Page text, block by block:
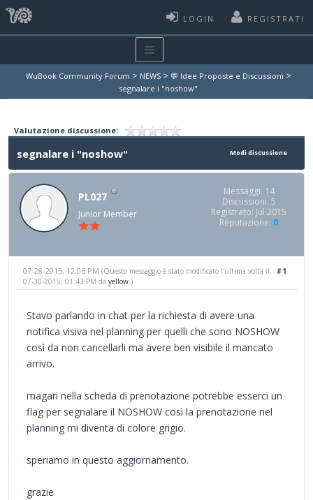
LOGIN REGISTRATI
WuBook Community Forum > NEWS > 💬 Idee Proposte e Discussioni >
segnalare i "noshow"
Valutazione discussione:
Modi discussione
segnalare i "noshow"
PL027
Junior Member
Messaggi: 14
Discussioni: 5
Registrato: Jul 2015
Reputazione: 0
#1
07-28-2015, 12:06 PM (Questo messaggio è stato modificato l'ultima volta il:
07-30-2015, 01:43 PM da yellow .)
Stavo parlando in chat per la richiesta di avere una
notifica visiva nel planning per quelli che sono NOSHOW
così da non cancellarli ma avere ben visibile il mancato
arrivo.
magari nella scheda di prenotazione potrebbe esserci un
flag per segnalare il NOSHOW così la prenotazione nel
planning mi diventa di colore grigio.
speriamo in questo aggiornamento.
grazie